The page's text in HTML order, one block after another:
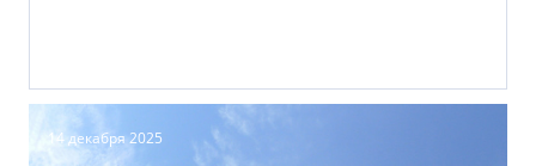
14 декабря 2025